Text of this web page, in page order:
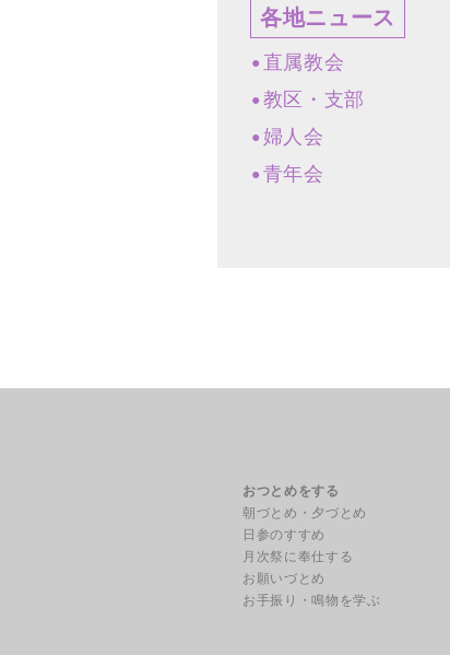
各地ニュース
直属教会
教区・支部
婦人会
青年会
おつとめをする
朝づとめ・夕づとめ
日参のすすめ
月次祭に奉仕する
お願いづとめ
お手振り・鳴物を学ぶ